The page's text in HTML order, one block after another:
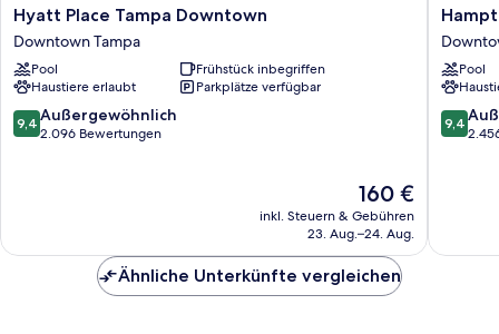
Hyatt
Place
Tampa
Downtown
Downtown
Tampa
Hyatt Place Tampa Downtown
Downtown Tampa
Pool
Frühstück inbegriffen
Haustiere erlaubt
Parkplätze verfügbar
9.4
von
9,4 Außergewöhnlich
2.096 Bewertungen
Der
Preis
beträgt
160 €
inkl. Steuern & Gebühren
23. Aug.–24. Aug.
Inn
Tampa
Channel
District
Pool
9.4
von
9,4
Ähnliche Unterkünfte vergleichen